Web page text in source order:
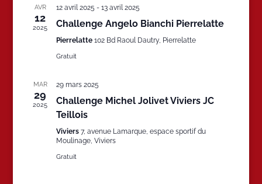
AVR
12
2025
12 avril 2025 - 13 avril 2025
Challenge Angelo Bianchi Pierrelatte
Pierrelatte 102 Bd Raoul Dautry, Pierrelatte
Gratuit
MAR
29
2025
29 mars 2025
Challenge Michel Jolivet Viviers JC
Teillois
Viviers 7, avenue Lamarque, espace sportif du
Moulinage, Viviers
Gratuit